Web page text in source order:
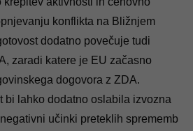
konflikta na Bližnjem
dodatno povečuje tudi
zaradi katere je EU začasno
dogovora z ZDA.
bi lahko dodatno oslabila izvozna
učinki preteklih sprememb